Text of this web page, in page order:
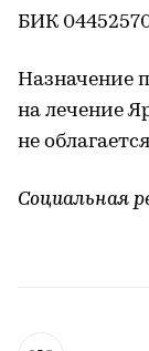
БИК
Назначение
на лечение
не
Социальная